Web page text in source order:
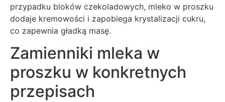
przypadku bloków czekoladowych, mleko w proszku
dodaje kremowości i zapobiega krystalizacji cukru,
co zapewnia gładką masę.
Zamienniki mleka w
proszku w konkretnych
przepisach